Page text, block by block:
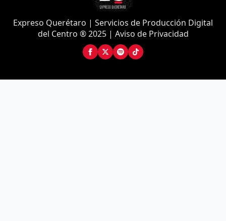
Expreso Querétaro | Servicios de Producción Digital
del Centro ® 2025 | Aviso de Privacidad